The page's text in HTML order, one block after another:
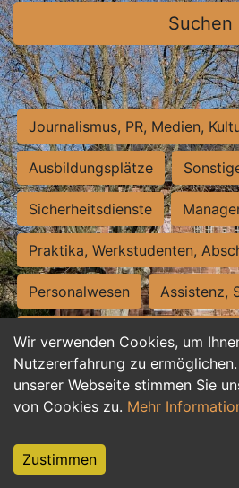
Wir verwenden Cookies, um
Nutzererfahrung zu
unserer Webseite stimmen Sie
von Cookies zu. Mehr
Zustimmen
Suchen
Journalismus, PR, Medien,
Ausbildungsplätze
Sicherheitsdienste
Praktika, Werkstudenten,
Personalwesen Assistenz,
Hilfskräfte, Aushilfs- und
Einkauf, Logistik,
Weiterbildung, Studium, duale
Tourismus